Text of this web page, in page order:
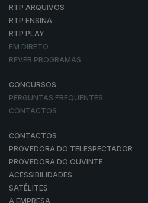
RTP ARQUIVOS
RTP ENSINA
RTP PLAY
EM DIRETO
REVER PROGRAMAS
CONCURSOS
PERGUNTAS FREQUENTES
CONTACTOS
CONTACTOS
PROVEDORA DO TELESPECTADOR
PROVEDORA DO OUVINTE
ACESSIBILIDADES
SATÉLITES
A EMPRESA